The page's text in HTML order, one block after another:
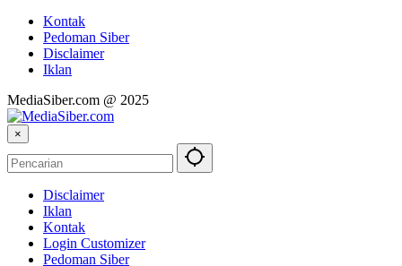
Kontak
Pedoman Siber
Disclaimer
Iklan
MediaSiber.com @ 2025
×
Disclaimer
Iklan
Kontak
Login Customizer
Pedoman Siber